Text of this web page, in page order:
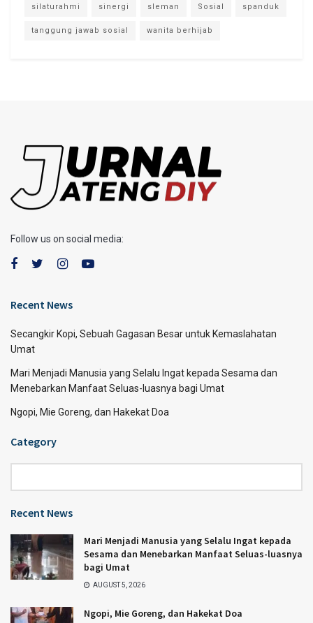
silaturahmi sinergi sleman Sosial spanduk
tanggung jawab sosial wanita berhijab
Follow us on social media:
Recent News
Secangkir Kopi, Sebuah Gagasan Besar untuk Kemaslahatan
Umat
Mari Menjadi Manusia yang Selalu Ingat kepada Sesama dan
Menebarkan Manfaat Seluas-luasnya bagi Umat
Ngopi, Mie Goreng, dan Hakekat Doa
Category
Recent News
Mari Menjadi Manusia yang Selalu Ingat kepada
Sesama dan Menebarkan Manfaat Seluas-luasnya
bagi Umat
AUGUST 5, 2026
Ngopi, Mie Goreng, dan Hakekat Doa